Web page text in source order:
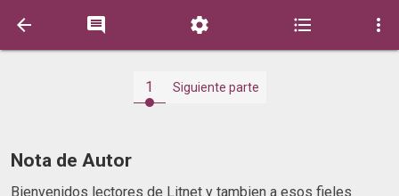
    
1 Siguiente parte
Nota de Autor
Bienvenidos lectores de Litnet y tambien a esos fieles